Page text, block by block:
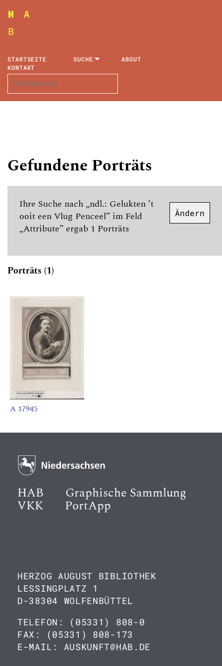
STARTSEITE SUCHE
ABOUT
KONTAKT
Gefundene Porträts
Ihre Suche nach „ndl.: Gelukten ’t
ooit een Vlug Penceel” im Feld
„Attribute” ergab 1 Porträts
Ändern
Porträts (1)
A 17945
HAB Graphische Sammlung
VKK PortApp
HERZOG AUGUST BIBLIOTHEK
LESSINGPLATZ 1
D-38304 WOLFENBÜTTEL
TELEFON: (05331) 808-0
FAX: (05331) 808-173
E-MAIL: AUSKUNFT@HAB.DE